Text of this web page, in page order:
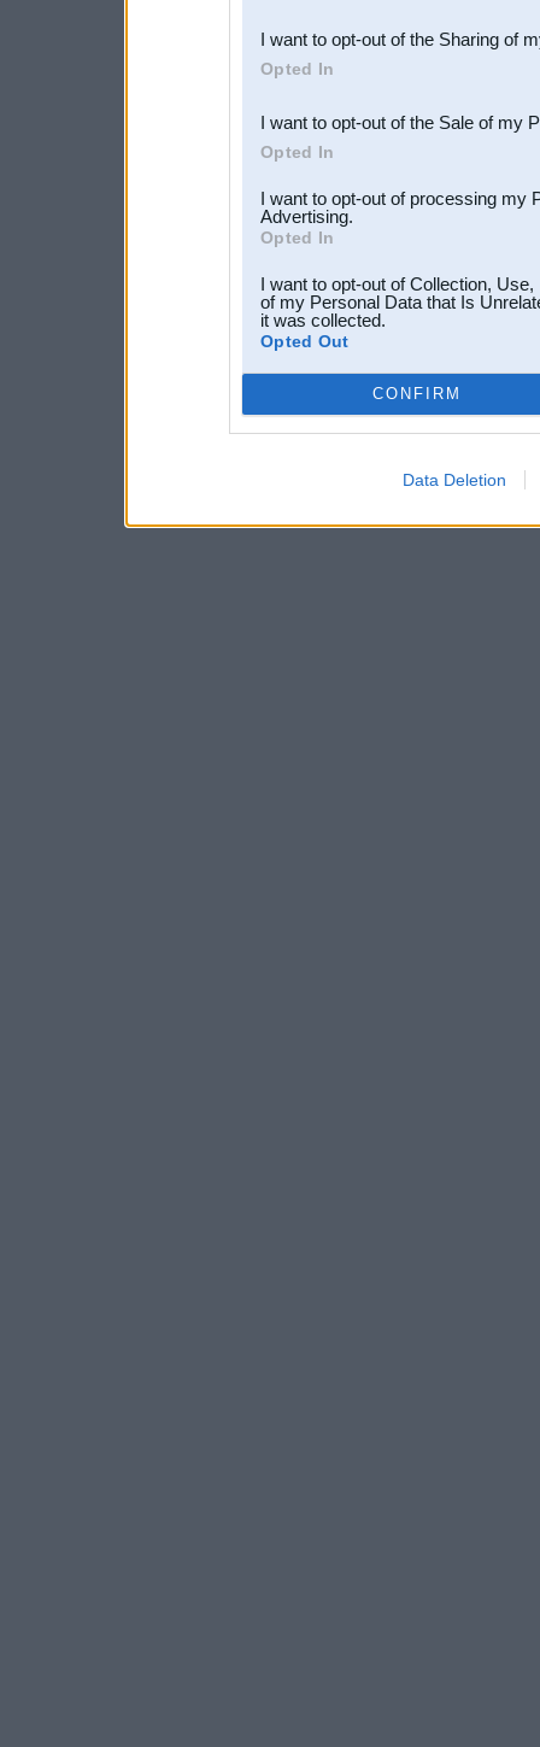
Downstream Participants
third parties.
I want to opt-out of the Sharing of
Opted In
I want to opt-out of the Sale of my
Opted In
I want to opt-out of processing my
Advertising.
Opted In
I want to opt-out of Collection,
of my Personal Data that Is
it was collected.
Opted Out
CONFIRM
Data Deletion